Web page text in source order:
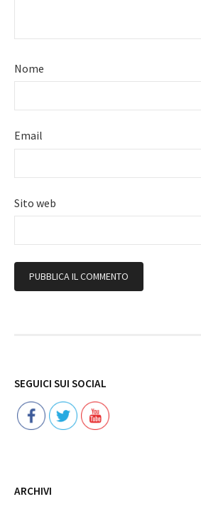
Nome
Email
Sito web
SEGUICI SUI SOCIAL
ARCHIVI